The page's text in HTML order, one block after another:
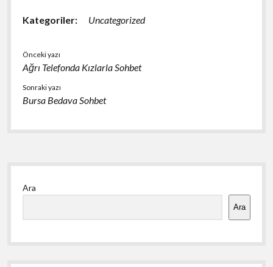
Kategoriler: Uncategorized
Önceki yazı
Ağrı Telefonda Kızlarla Sohbet
Sonraki yazı
Bursa Bedava Sohbet
Yan
Menü
Ara
Ara